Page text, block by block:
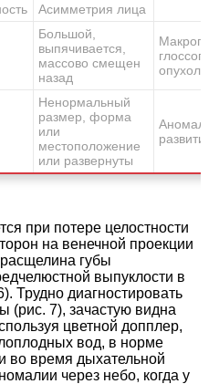
Асимметрия лица
Большой,
выпячивается,
массово смещен
назад
опухоли
Ненормальный
размер, форма
или
местоположение
или развернуты
Аномалия
развития
при потере целостности
на венечной проекции
губы
выпуклости в
Трудно диагностировать
(рис. 7), зачастую видна
цветной допплер,
вод, в норме
во время дыхательной
через небо, когда у